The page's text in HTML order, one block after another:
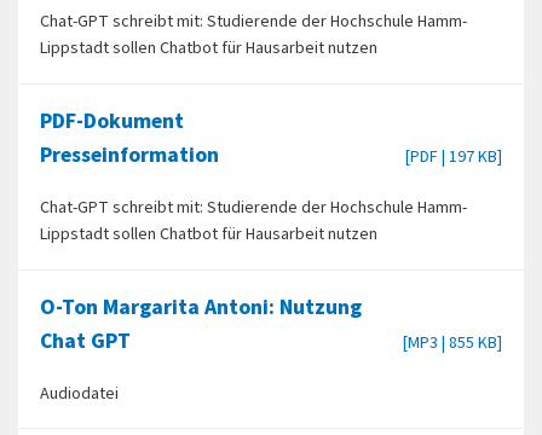
Chat-GPT schreibt mit: Studierende der Hochschule Hamm-
Lippstadt sollen Chatbot für Hausarbeit nutzen
PDF-Dokument
Presseinformation
[PDF | 197 KB]
Chat-GPT schreibt mit: Studierende der Hochschule Hamm-
Lippstadt sollen Chatbot für Hausarbeit nutzen
O-Ton Margarita Antoni: Nutzung
Chat GPT
[MP3 | 855 KB]
Audiodatei